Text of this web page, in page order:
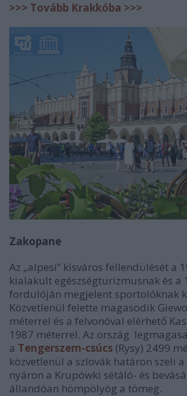
>>> Tovább Krakkóba >>>
Zakopane
Az „alpesi” kisváros fellendülését a
kialakult egészségturizmusnak és a
fordulóján megjelent sportolóknak
Közvetlenül felette magasodik
méterrel és a felvonóval elérhető
1987 méterrel. Az ország
a Tengerszem-csúcs (Rysy) 2499
közvetlenül a szlovák határon szeli
nyáron a Krupówki sétáló- és
állandóan hömpölyög a tömeg.